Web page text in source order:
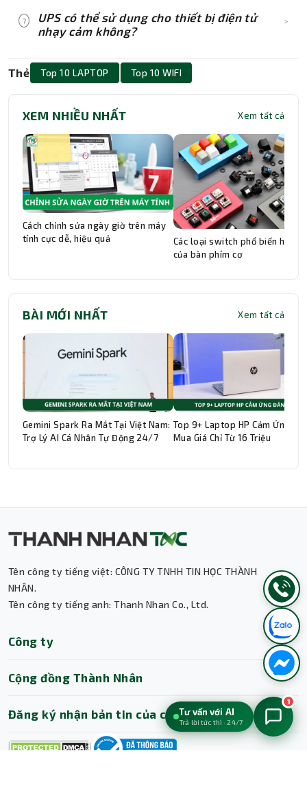
điện.
?
UPS có thể sử dụng cho thiết bị điện tử
nhạy cảm không?
>
UPS, đặc biệt là loại Online, lý tưởng cho thiết
bị điện tử nhạy cảm như máy chủ, thiết bị y tế,
Thẻ Top 10 LAPTOP Top 10 WIFI
XEM NHIỀU NHẤT Xem tất cả
Cách chỉnh sửa ngày giờ trên máy
tính cực dễ, hiệu quả
Các loại switch phổ biến hiện
của bàn phím cơ
BÀI MỚI NHẤT Xem tất cả
Gemini Spark Ra Mắt Tại Việt Nam:
Trợ Lý AI Cá Nhân Tự Động 24/7
Top 9+ Laptop HP Cảm Ứng
Mua Giá Chỉ Từ 16 Triệu
Tên công ty tiếng việt: CÔNG TY TNHH TIN HỌC THÀNH
NHÂN.
Tên công ty tiếng anh: Thanh Nhan Co., Ltd.
Công ty
Cộng đồng Thành Nhân
Đăng ký nhận bản tin của chúng tôi
Tư vấn với AI
Trả lời tức thì · 24/7
1